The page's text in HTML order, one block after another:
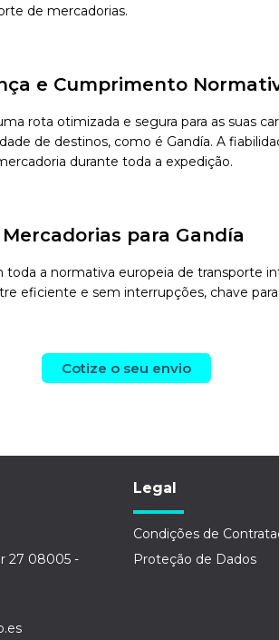
de mercadorias.
e Cumprimento
rota otimizada e segura para as suas
de destinos, como é Gandía. A
durante toda a expedição.
para Gandía
a normativa europeia de transporte
eficiente e sem interrupções, chave para
Cotize o seu envio
27 08005 -
Legal
Condições de
Proteção de Dados